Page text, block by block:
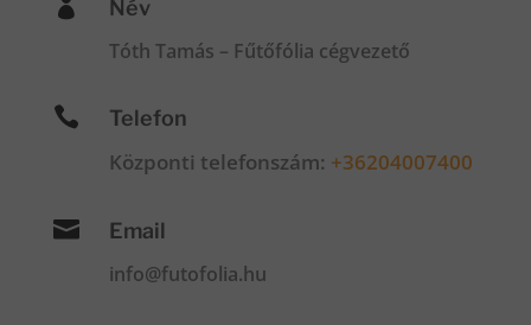
 Név
Tóth Tamás – Fűtőfólia cégvezető
 Telefon
Központi telefonszám: +36204007400
 Email
info@futofolia.hu